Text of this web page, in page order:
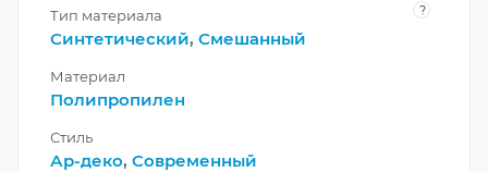
Тип материала ?
Синтетический, Смешанный
Материал
Полипропилен
Стиль
Ар-деко, Современный